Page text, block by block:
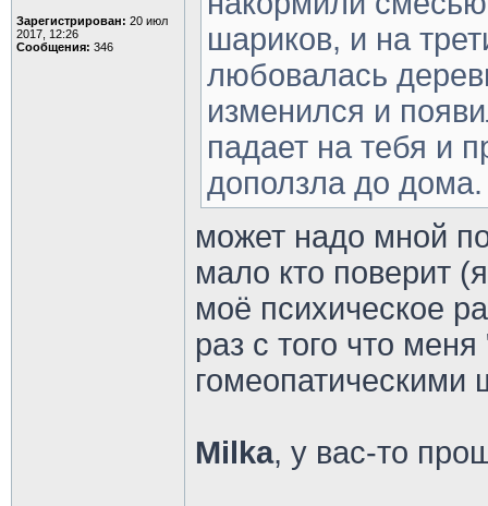
Зарегистрирован: 20 июл
2017, 12:26
Сообщения: 346
шариков, и на
любовалась
изменился и
падает на тебя и
доползла до дома.
может надо мной
мало кто поверит
моё психическое
раз с того что
гомеопатическими
Milka, у вас-то